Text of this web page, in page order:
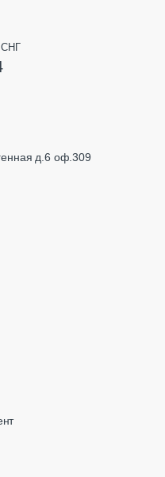
СНГ
д.6 оф.309